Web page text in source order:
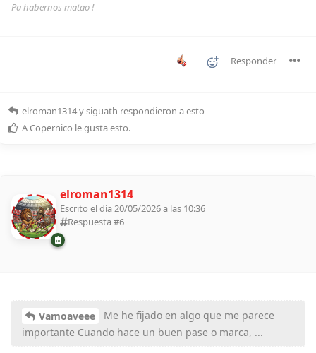
Pa habernos matao !
Responder
elroman1314ysiguath respondieron a esto
A Copernico le gusta esto.
elroman1314
Escrito el día 20/05/2026 a las 10:36
Respuesta #6
Vamoaveee
Me he fijado en algo que me parece
importante Cuando hace un buen pase o marca, ...